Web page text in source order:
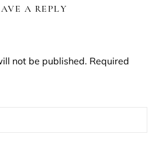
A REPLY
not be published. Required